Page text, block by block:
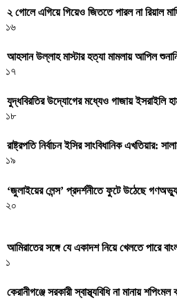
২ গোলে এগিয়ে গিয়েও জিততে পারল না রিয়াল
১৬
আহসান উল্লাহ মাস্টার হত্যা মামলায় আপিল
১৭
যুদ্ধবিরতির উদ্যোগের মধ্যেও গাজায় ইসরাইলি
১৮
রাষ্ট্রপতি নির্বাচন ইসির সাংবিধানিক এখতিয়ার:
১৯
‘জুলাইয়ের লেন্স’ প্রদর্শনীতে ফুটে উঠেছে
২০
আমিরাতের সঙ্গে যে একাদশ নিয়ে খেলতে পারে
১
কেরানীগঞ্জে সরকারী স্বাস্থ্যবিধি না মানায় শপিংমল